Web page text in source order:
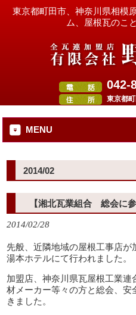
東京都町田市、神奈川県相模
ム、屋根瓦のこ
042-
東京都
MENU
2014/02
【湘北瓦業組合 総会に
2014/02/28
先般、近隣地域の屋根工事店
湯本ホテルにて行われました。
加盟店、神奈川県瓦屋根工業
材メーカー等々の方と総会、安
きました。